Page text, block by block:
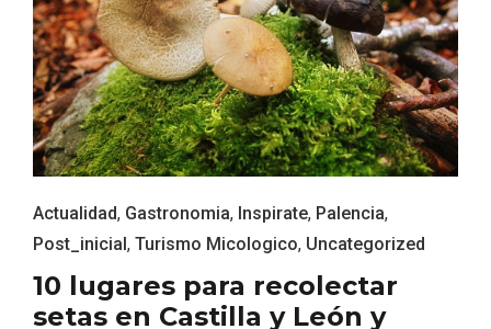
Actualidad, Gastronomia, Inspirate, Palencia,
Post_inicial , Turismo Micologico, Uncategorized
10 lugares para recolectar
setas en Castilla y León y
Recorre los fiordos leoneses en Riaño